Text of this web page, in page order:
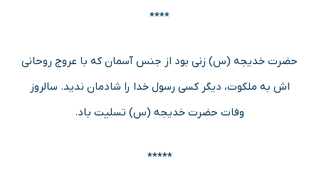
****
حضرت خدیجه (س) زنی بود از جنس آسمان که با عروج روحانی
اش به ملکوت، دیگر کسی رسول خدا را شادمان ندید. سالروز
وفات حضرت خدیجه (س) تسلیت باد.
*****